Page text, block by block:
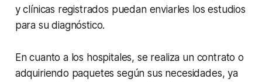
y clínicas registrados puedan enviarles los estudios
para su diagnóstico.
En cuanto a los hospitales, se realiza un contrato o
adquiriendo paquetes según sus necesidades, ya